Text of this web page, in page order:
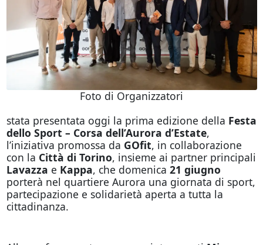
Foto di Organizzatori
stata presentata oggi la prima edizione della Festa
dello Sport – Corsa dell’Aurora d’Estate,
l’iniziativa promossa da GOfit, in collaborazione
con la Città di Torino, insieme ai partner principali
Lavazza e Kappa, che domenica 21 giugno
porterà nel quartiere Aurora una giornata di sport,
partecipazione e solidarietà aperta a tutta la
cittadinanza.